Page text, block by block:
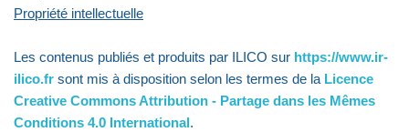
Propriété intellectuelle
Les contenus publiés et produits par ILICO sur https://www.ir-
ilico.fr sont mis à disposition selon les termes de la Licence
Creative Commons Attribution - Partage dans les Mêmes
Conditions 4.0 International.